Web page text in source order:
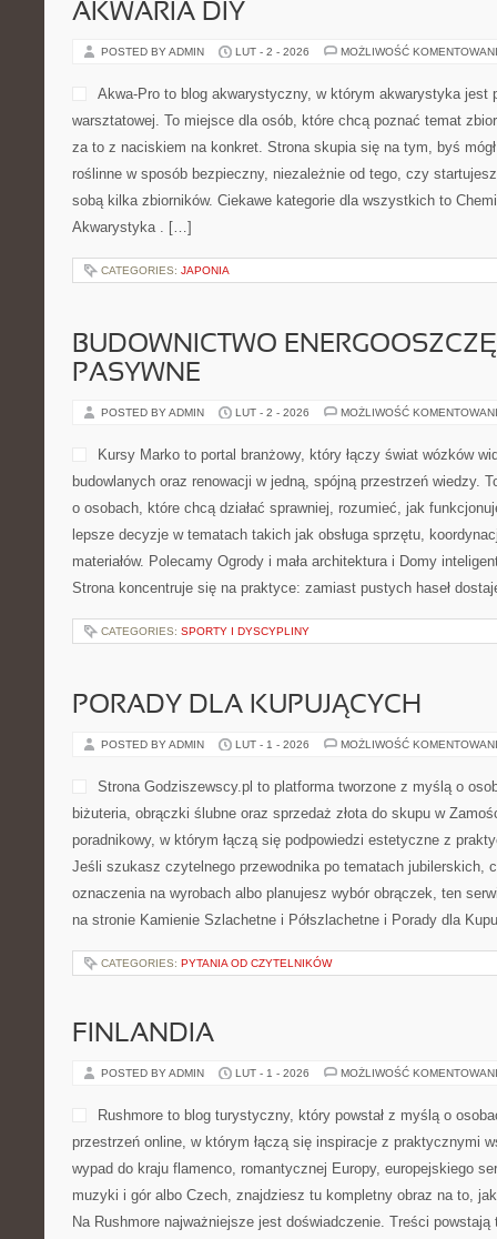
AKWARIA DIY
POSTED BY ADMIN LUT - 2 - 2026 MOŻLIWOŚĆ
Akwa-Pro to blog akwarystyczny, w którym akwarystyka jest
warsztatowej. To miejsce dla osób, które chcą poznać temat
za to z naciskiem na konkret. Strona skupia się na tym, byś
roślinne w sposób bezpieczny, niezależnie od tego, czy
sobą kilka zbiorników. Ciekawe kategorie dla wszystkich to
Akwarystyka . […]
CATEGORIES: JAPONIA
BUDOWNICTWO
PASYWNE
POSTED BY ADMIN LUT - 2 - 2026 MOŻLIWOŚĆ
Kursy Marko to portal branżowy, który łączy świat wózków
budowlanych oraz renowacji w jedną, spójną przestrzeń wiedzy.
o osobach, które chcą działać sprawniej, rozumieć, jak
lepsze decyzje w tematach takich jak obsługa sprzętu,
materiałów. Polecamy Ogrody i mała architektura i Domy
Strona koncentruje się na praktyce: zamiast pustych haseł
CATEGORIES: SPORTY I DYSCYPLINY
PORADY DLA KUPUJĄCYCH
POSTED BY ADMIN LUT - 1 - 2026 MOŻLIWOŚĆ
Strona Godziszewscy.pl to platforma tworzone z myślą o
biżuteria, obrączki ślubne oraz sprzedaż złota do skupu w
poradnikowy, w którym łączą się podpowiedzi estetyczne z
Jeśli szukasz czytelnego przewodnika po tematach jubilerskich,
oznaczenia na wyrobach albo planujesz wybór obrączek, ten
na stronie Kamienie Szlachetne i Półszlachetne i Porady dla
CATEGORIES: PYTANIA OD CZYTELNIKÓW
FINLANDIA
POSTED BY ADMIN LUT - 1 - 2026 MOŻLIWOŚĆ
Rushmore to blog turystyczny, który powstał z myślą o
przestrzeń online, w którym łączą się inspiracje z praktycznymi
wypad do kraju flamenco, romantycznej Europy, europejskiego
muzyki i gór albo Czech, znajdziesz tu kompletny obraz na to,
Na Rushmore najważniejsze jest doświadczenie. Treści